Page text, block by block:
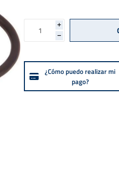
i
h
¿Cómo puedo realizar mi
pago?